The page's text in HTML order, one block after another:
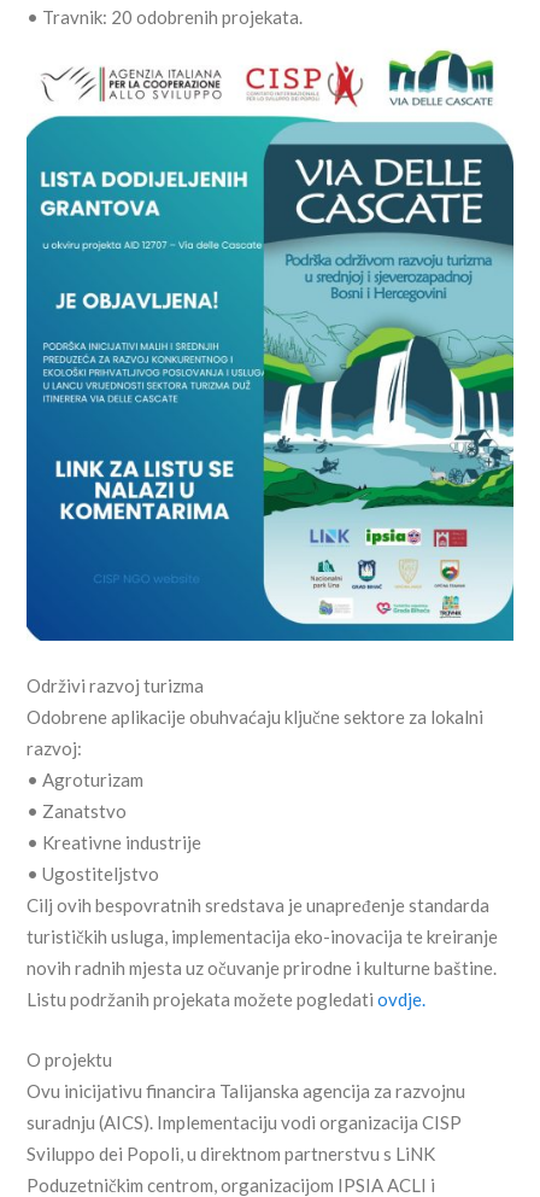
• Travnik: 20 odobrenih projekata.
Održivi razvoj turizma
Odobrene aplikacije obuhvaćaju ključne sektore za lokalni
razvoj:
• Agroturizam
• Zanatstvo
• Kreativne industrije
• Ugostiteljstvo
Cilj ovih bespovratnih sredstava je unapređenje standarda
turističkih usluga, implementacija eko-inovacija te kreiranje
novih radnih mjesta uz očuvanje prirodne i kulturne baštine.
Listu podržanih projekata možete pogledatiovdje.
O projektu
Ovu inicijativu financira Talijanska agencija za razvojnu
suradnju (AICS). Implementaciju vodi organizacija CISP
Sviluppo dei Popoli, u direktnom partnerstvu s LiNK
Poduzetničkim centrom, organizacijom IPSIA ACLI i